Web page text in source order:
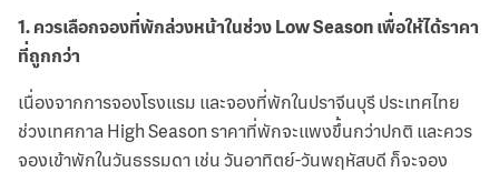
1.ควรเลือกจองที่พักล่วงหน้าในช่วง Low Season เพื่อให้ได้ราคา
ที่ถูกกว่า
เนื่องจากการจองโรงแรม และจองที่พักในปราจีนบุรี ประเทศไทย
ช่วงเทศกาล High Season ราคาที่พักจะแพงขึ้นกว่าปกติ และควร
จองเข้าพักในวันธรรมดา เช่น วันอาทิตย์-วันพฤหัสบดี ก็จะจอง